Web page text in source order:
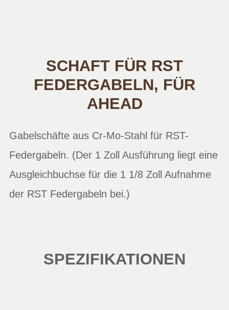
SCHAFT FÜR RST
FEDERGABELN, FÜR
AHEAD
Gabelschäfte aus Cr-Mo-Stahl für RST-
Federgabeln. (Der 1 Zoll Ausführung liegt eine
Ausgleichbuchse für die 1 1/8 Zoll Aufnahme
der RST Federgabeln bei.)
SPEZIFIKATIONEN